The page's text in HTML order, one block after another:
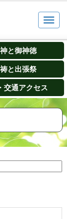
と御神徳
と出張祭
交通アクセス